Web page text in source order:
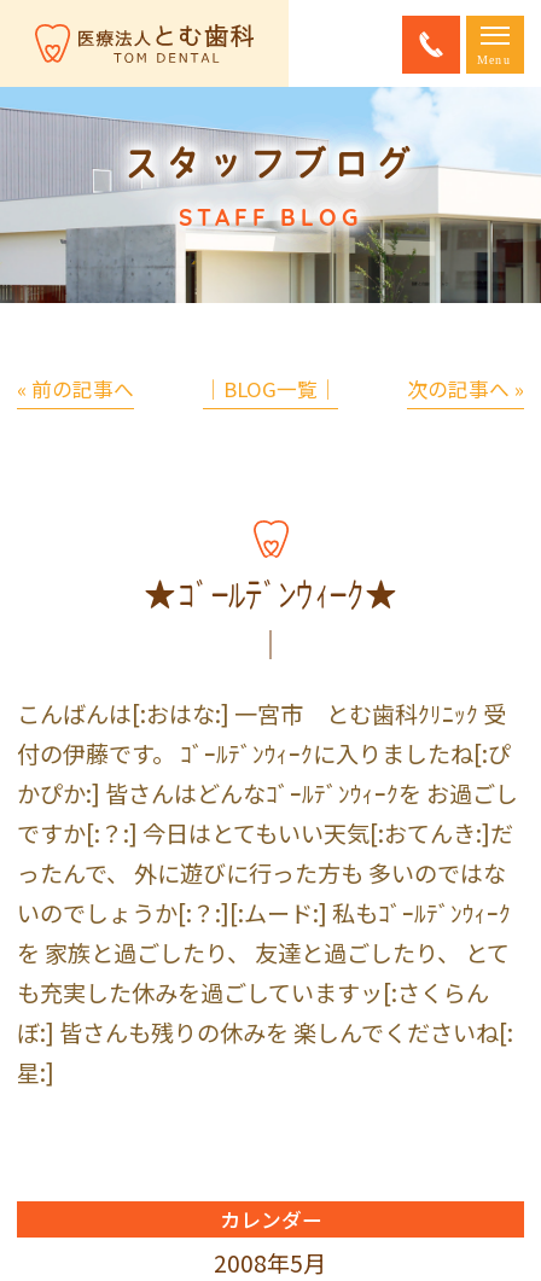
スタッフブログ
STAFF BLOG
« 前の記事へ │BLOG一覧│ 次の記事へ »
★ｺﾞｰﾙﾃﾞﾝｳｨｰｸ★
こんばんは[:おはな:] 一宮市 とむ歯科ｸﾘﾆｯｸ 受
付の伊藤です。 ｺﾞｰﾙﾃﾞﾝｳｨｰｸに入りましたね[:ぴ
かぴか:] 皆さんはどんなｺﾞｰﾙﾃﾞﾝｳｨｰｸを お過ごし
ですか[:？:] 今日はとてもいい天気[:おてんき:]だ
ったんで、 外に遊びに行った方も 多いのではな
いのでしょうか[:？:][:ムード:] 私もｺﾞｰﾙﾃﾞﾝｳｨｰｸ
を 家族と過ごしたり、 友達と過ごしたり、 とて
も充実した休みを過ごしていますッ[:さくらん
ぼ:] 皆さんも残りの休みを 楽しんでくださいね[:
星:]
カレンダー
2008年5月